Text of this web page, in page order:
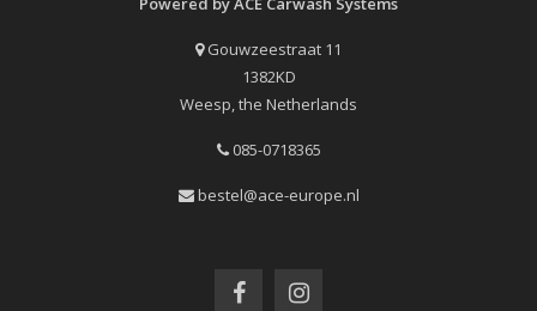
Gouwzeestraat 11
1382KD
Weesp, the Netherlands
085-0718365
bestel@ace-europe.nl